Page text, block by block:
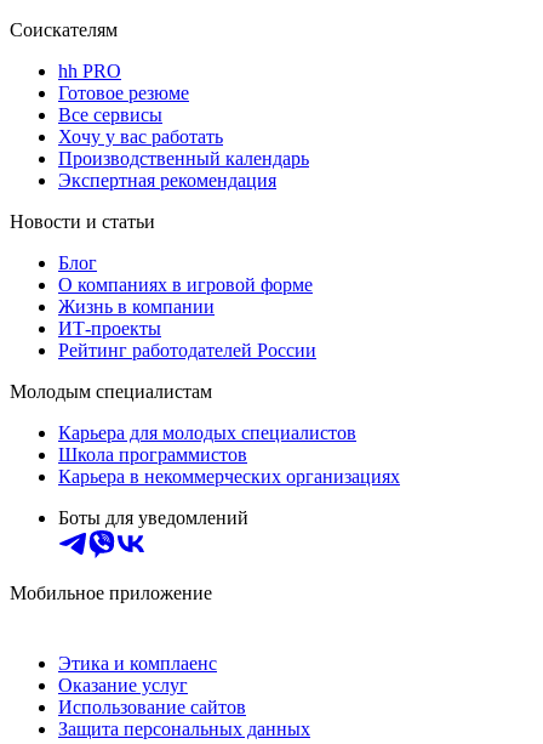
Соискателям
hh PRO
Готовое резюме
Все сервисы
Хочу у вас работать
Производственный календарь
Экспертная рекомендация
Новости и статьи
Блог
О компаниях в игровой форме
Жизнь в компании
ИТ-проекты
Рейтинг работодателей России
Молодым специалистам
Карьера для молодых специалистов
Школа программистов
Карьера в некоммерческих организациях
Боты для уведомлений
Мобильное приложение
Этика и комплаенс
Оказание услуг
Использование сайтов
Защита персональных данных